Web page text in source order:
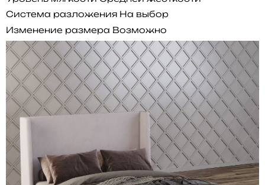
Система разложения На выбор
Изменение размера Возможно